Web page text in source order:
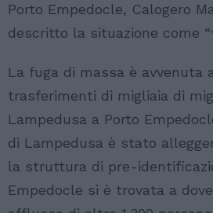
Porto Empedocle, Calogero
descritto la situazione come
La fuga di massa è avvenuta
trasferimenti di migliaia di
Lampedusa a Porto
di Lampedusa è stato
la struttura di pre-
Empedocle si è trovata a